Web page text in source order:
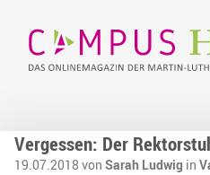
Vergessen: Der
19.07.2018 von Sarah Ludwig in